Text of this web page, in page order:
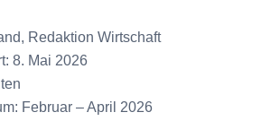
Redaktion Wirtschaft
8. Mai 2026
Februar – April 2026